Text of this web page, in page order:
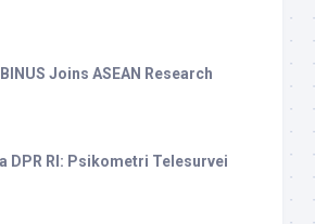
Joins ASEAN Research
DPR RI: Psikometri Telesurvei